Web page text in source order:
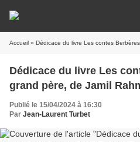
Accueil » Dédicace du livre Les contes
Dédicace du livre Les
grand père, de Jamil
Publié le 15/04/2024 à 16:30
Par Jean-Laurent Turbet